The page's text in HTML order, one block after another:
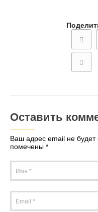
Оставить
Ваш адрес email не будет
помечены *